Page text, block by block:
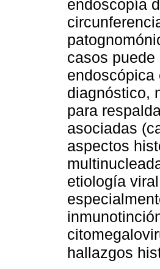
endoscopía
casos
endoscópica
diagnóstico,
para
asociadas
aspectos
etiología
hallazgos